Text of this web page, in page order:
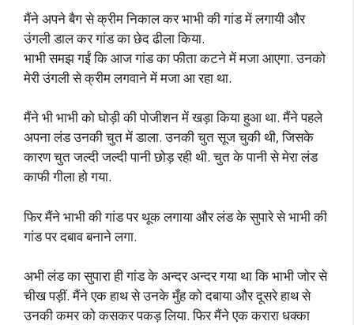
मैंने अपने बैग से क्रीम निकाल कर भाभी की गांड में लगायी और
उंगली डाल कर गांड का छेद ढीला किया.
भाभी समझ गईं कि आज गांड का फीता कटने में मजा आएगा. उनको
मेरी उंगली से क्रीम लगवाने में मजा आ रहा था.
मैंने भी भाभी को घोड़ी की पोजीशन में खड़ा किया हुआ था. मैंने पहले
अपना लंड उनकी चुत में डाला. उनकी चुत सूज चुकी थी, जिसके
कारण चुत जल्दी जल्दी पानी छोड़ रही थी. चुत के पानी से मेरा लंड
काफी गीला हो गया.
फिर मैंने भाभी की गांड पर थूक लगाया और लंड के सुपारे से भाभी की
गांड पर दबाव बनाने लगा.
अभी लंड का सुपारा ही गांड के अन्दर अन्दर गया था कि भाभी जोर से
चीख पड़ीं. मैंने एक हाथ से उनके मुँह को दबाया और दूसरे हाथ से
उनकी कमर को कसकर पकड़ लिया. फिर मैंने एक करारा धक्का